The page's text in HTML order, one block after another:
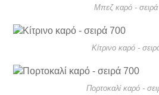
Μπεζ καρό -
Κίτρινο καρό -
Πορτοκαλί καρό -